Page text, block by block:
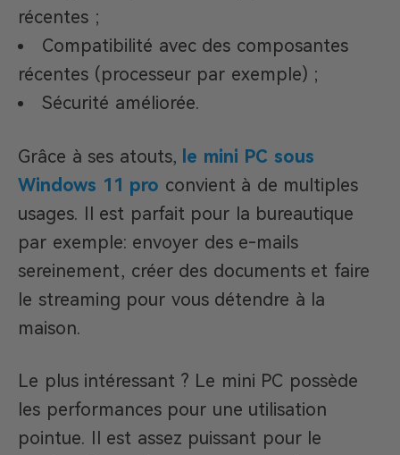
récentes ;
Compatibilité avec des composantes
récentes (processeur par exemple) ;
Sécurité améliorée.
Grâce à ses atouts, le mini PC sous
Windows 11 pro convient à de multiples
usages. Il est parfait pour la bureautique
par exemple: envoyer des e-mails
sereinement, créer des documents et faire
le streaming pour vous détendre à la
maison.
Le plus intéressant ? Le mini PC possède
les performances pour une utilisation
pointue. Il est assez puissant pour le